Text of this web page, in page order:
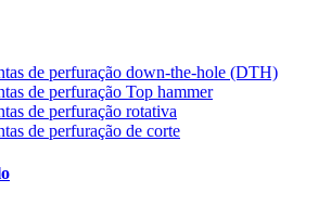
de perfuração down-the-hole (DTH)
de perfuração Top hammer
de perfuração rotativa
de perfuração de corte